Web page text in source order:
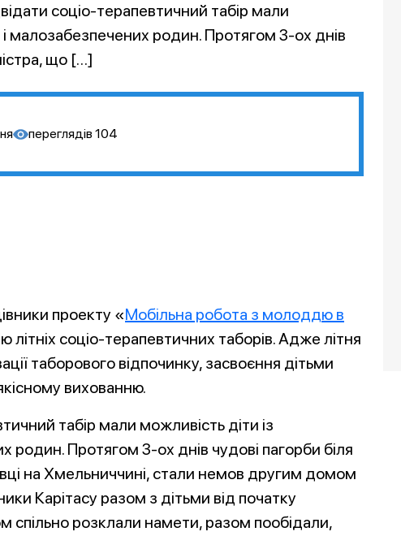
соціо-терапевтичний табір мали
і малозабезпечених родин. Протягом 3-ох днів
що […]
переглядів 104
проекту «Мобільна робота з молоддю в
літніх соціо-терапевтичних таборів. Адже літня
таборового відпочинку, засвоєння дітьми
вихованню.
табір мали можливість діти із
родин. Протягом 3-ох днів чудові пагорби біля
на Хмельниччині, стали немов другим домом
Карітасу разом з дітьми від початку
спільно розклали намети, разом пообідали,